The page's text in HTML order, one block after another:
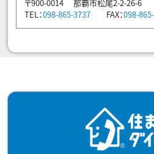
〒900-0014 那覇市松尾2-2-26-6
TEL：098-865-3737 FAX：098-